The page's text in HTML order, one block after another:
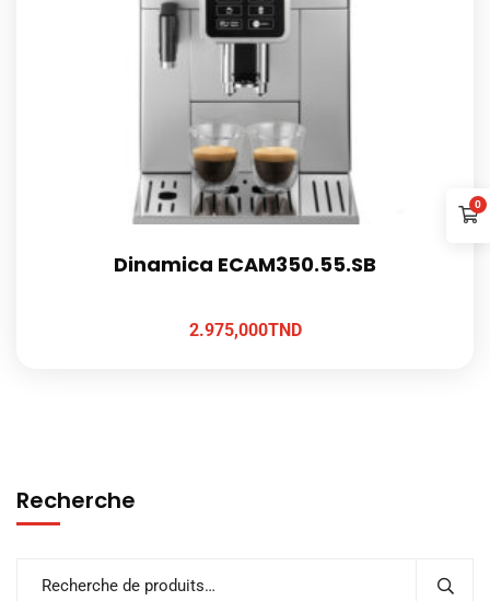
Dinamica ECAM350.55.SB
2.975,000TND
Recherche
0